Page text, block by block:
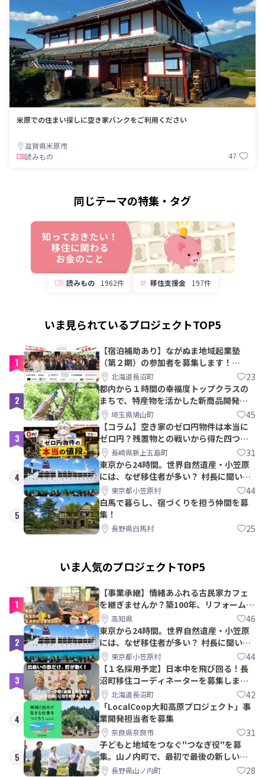
米原での住まい探しに空き家バンクをご利用ください
滋賀県米原市
読みもの
47
同じテーマの特集・タグ
読みもの 1962件 移住支援金 197件
いま見られているプロジェクトTOP5
1
【宿泊補助あり】ながぬま地域起業塾
（第２期）の参加者を募集します！
【8/21〆】
北海道長沼町 23
2
都内から１時間の幸福度トップクラスの
まちで、特産物を活かした新商品開発＆
PRメンバー募集！
埼玉県鳩山町 45
3
【コラム】空き家のゼロ円物件は本当に
ゼロ円？残置物との戦いから得た四つの
教訓｜新上五島町
長崎県新上五島町 31
4
東京から24時間。世界自然遺産・小笠原
には、なぜ移住者が多い？ 村長に聞いて
みた東京都小笠原村 44
5
白馬で暮らし、宿づくりを担う仲間を募
集！
長野県白馬村 25
いま人気のプロジェクトTOP5
1
【事業承継】情緒あふれる古民家カフェ
を継ぎませんか？築100年、リフォームか
ら約10年！
高知県 46
2
東京から24時間。世界自然遺産・小笠原
には、なぜ移住者が多い？ 村長に聞いて
みた東京都小笠原村 44
3
【１名採用予定】日本中を飛び回る！長
沼町移住コーディネーターを募集しま
す！北海道長沼町 42
4
「LocalCoop大和高原プロジェクト」事
業開発担当者を募集
奈良県奈良市 31
5
子どもと地域をつなぐ"つなぎ役"を募
集。山ノ内町で、最初で最後の新しい学
校づくりを一緒に
長野県山ノ内町 28